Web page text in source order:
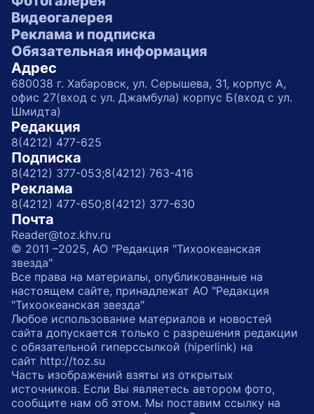
Видеогалерея
Реклама и подписка
Обязательная информация
Адрес
680038 г. Хабаровск, ул. Серышева, 31, корпус А,
офис 27(вход с ул. Джамбула) корпус Б(вход с ул.
Шмидта)
Редакция
8(4212) 477-625
Подписка
8(4212) 377-053;8(4212) 763-416
Реклама
8(4212) 477-650;8(4212) 377-630
Почта
Reader@toz.khv.ru
© 2011 –2025, АО "Редакция "Тихоокеанская
звезда"
Все права на материалы, опубликованные на
настоящем сайте, принадлежат АО "Редакция
"Тихоокеанская звезда"
Любое использование материалов и новостей
сайта допускается только с разрешения редакции
с обязательной гиперссылкой (hiperlink) на
сайт http://toz.su
Часть изображений взяты из открытых
источников. Если Вы являетесь автором фото,
сообщите нам об этом. Мы поставим ссылку на